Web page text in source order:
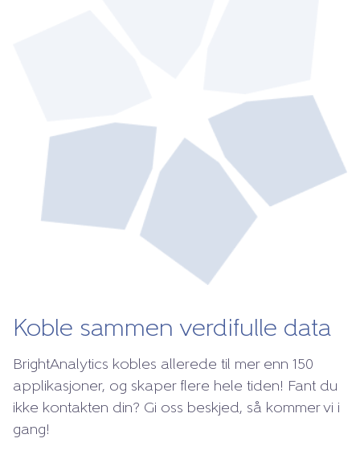
Koble sammen verdifulle data
BrightAnalytics kobles allerede til mer enn 150
applikasjoner, og skaper flere hele tiden! Fant du
ikke kontakten din? Gi oss beskjed, så kommer vi i
gang!